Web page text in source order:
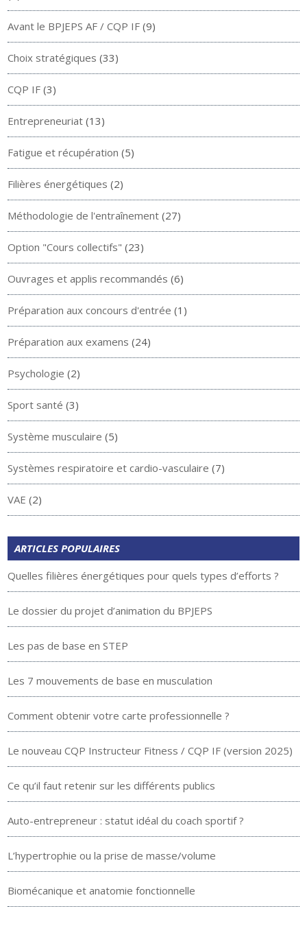
Avant le BPJEPS AF / CQP IF (9)
Choix stratégiques (33)
CQP IF (3)
Entrepreneuriat (13)
Fatigue et récupération (5)
Filières énergétiques (2)
Méthodologie de l'entraînement (27)
Option "Cours collectifs" (23)
Ouvrages et applis recommandés (6)
Préparation aux concours d'entrée (1)
Préparation aux examens (24)
Psychologie (2)
Sport santé (3)
Système musculaire (5)
Systèmes respiratoire et cardio-vasculaire (7)
VAE (2)
ARTICLES POPULAIRES
Quelles filières énergétiques pour quels types d’efforts ?
Le dossier du projet d’animation du BPJEPS
Les pas de base en STEP
Les 7 mouvements de base en musculation
Comment obtenir votre carte professionnelle ?
Le nouveau CQP Instructeur Fitness / CQP IF (version 2025)
Ce qu’il faut retenir sur les différents publics
Auto-entrepreneur : statut idéal du coach sportif ?
L’hypertrophie ou la prise de masse/volume
Biomécanique et anatomie fonctionnelle